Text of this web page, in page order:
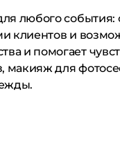
любого события:
клиентов и
и помогает
для